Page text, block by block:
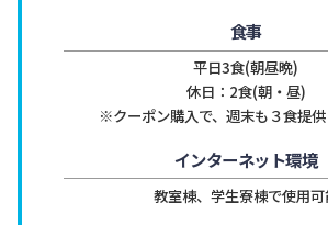
食事
平日3食(朝昼晩)
休日：2食(朝・昼)
※クーポン購入で、週末も３食提
インターネット環境
教室棟、学生寮棟で使用可